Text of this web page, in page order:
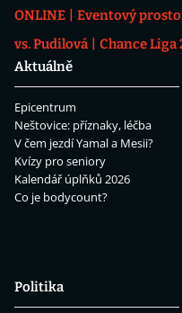
ONLINE
Eventový
vs. Pudilová
Chance Liga
Aktuálně
Epicentrum
Neštovice: příznaky, léčba
V čem jezdí Yamal a Mesii?
Kvízy pro seniory
Kalendář úplňků 2026
Co je bodycount?
Politika